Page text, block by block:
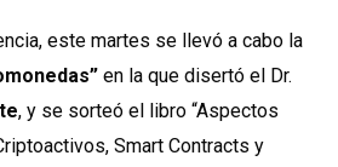
este martes se llevó a cabo la
en la que disertó el Dr.
, y se sorteó el libro “Aspectos
Smart Contracts y